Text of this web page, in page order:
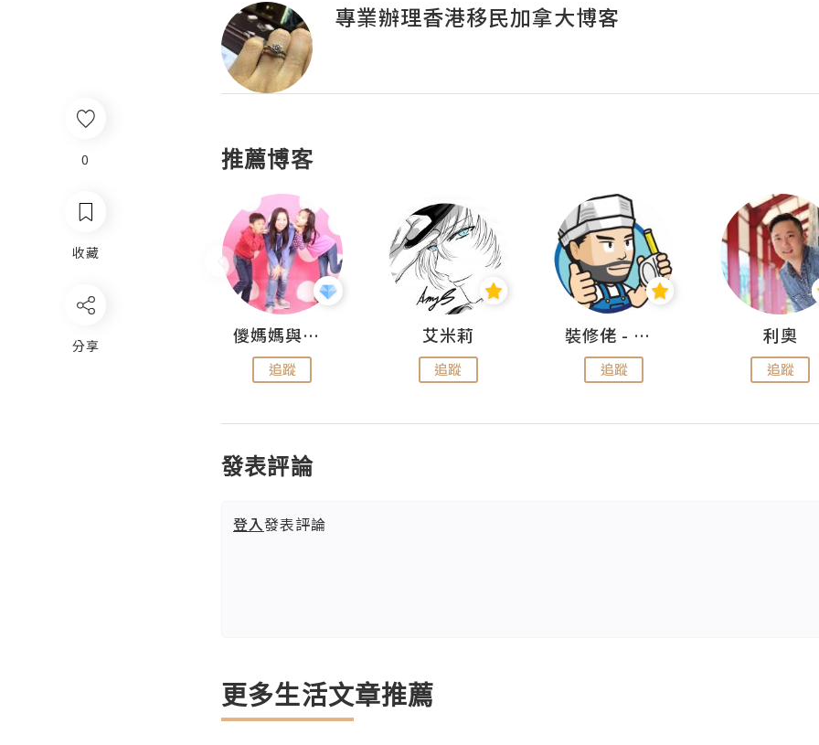
0
收藏
分享
專業辦理香港移民加拿大博客
推薦博客
儍媽媽與兩隻小魔怪之家
追蹤
艾米莉
追蹤
裝修佬 - 香港一站式網上裝修平台
追蹤
利奧
追蹤
發表評論
登入發表評論
更多生活文章推薦